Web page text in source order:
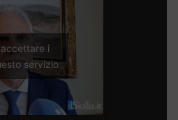
i
servizio